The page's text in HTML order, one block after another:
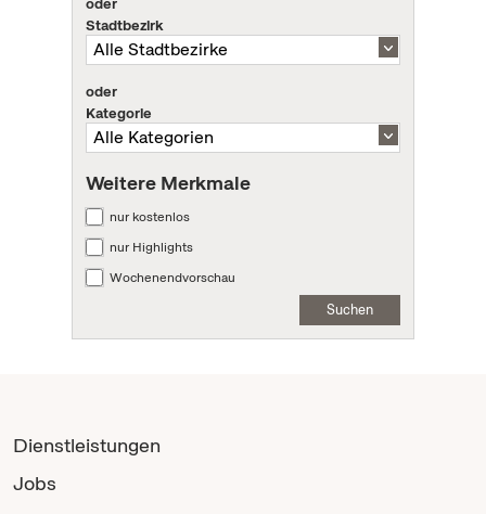
Stadtbezirk
oder
Kategorie
Weitere Merkmale
nur kostenlos
nur Highlights
Wochenendvorschau
Suchen
Dienstleistungen
Jobs